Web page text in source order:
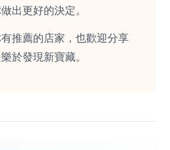
出更好的決定。
推薦的店家，也歡迎分享
於發現新寶藏。